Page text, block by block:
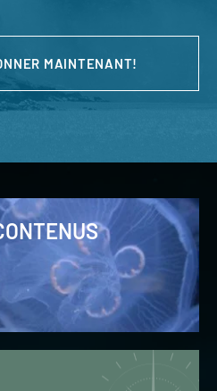
MAINTENANT!